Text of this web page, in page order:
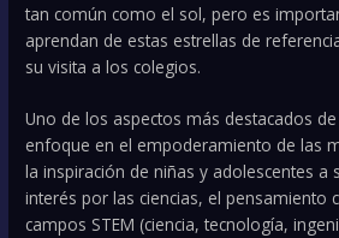
tan común como el sol, pero es
aprendan de estas estrellas de
su visita a los colegios.
Uno de los aspectos más destacados
enfoque en el empoderamiento de las
la inspiración de niñas y adolescentes a
interés por las ciencias, el pensamiento
campos STEM (ciencia, tecnología,